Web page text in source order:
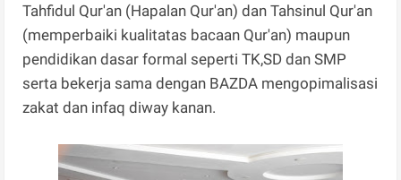
Tahfidul Qur'an (Hapalan Qur'an) dan Tahsinul Qur'an
(memperbaiki kualitatas bacaan Qur'an) maupun
pendidikan dasar formal seperti TK,SD dan SMP
serta bekerja sama dengan BAZDA mengopimalisasi
zakat dan infaq diway kanan.